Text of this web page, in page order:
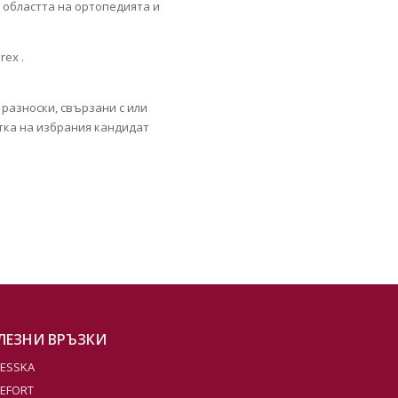
на ортопедията и
.
свързани с или
на избрания кандидат
ВРЪЗКИ
ESSKA
EFORT